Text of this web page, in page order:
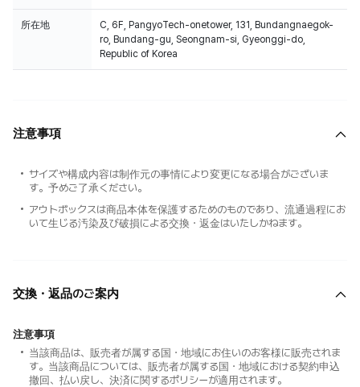
所在地
C, 6F, PangyoTech-onetower, 131, Bundangnaegok-
ro, Bundang-gu, Seongnam-si, Gyeonggi-do,
Republic of Korea
注意事項
サイズや構成内容は制作元の事情により変更になる場合がございま
す。予めご了承ください。
アウトボックスは商品本体を保護するためのものであり、流通過程にお
いて生じる汚染及び破損による交換・返金はいたしかねます。
交換・返品のご案内
注意事項
当該商品は、販売者が属する国・地域にお住いのお客様に販売されま
す。当該商品については、販売者が属する国・地域における契約申込
撤回、払い戻し、決済に関するポリシーが適用されます。